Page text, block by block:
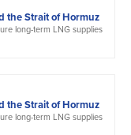
the Strait of Hormuz
long-term LNG supplies
the Strait of Hormuz
long-term LNG supplies